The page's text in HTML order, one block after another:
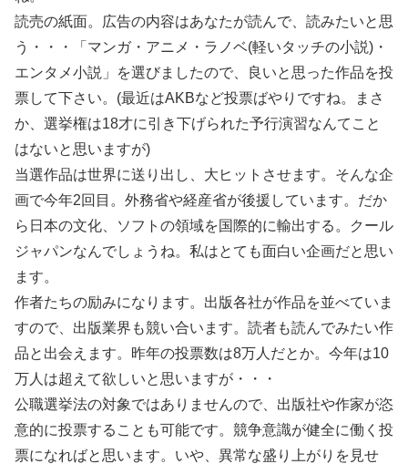
読売の紙面。広告の内容はあなたが読んで、読みたいと思
う・・・「マンガ・アニメ・ラノベ(軽いタッチの小説)・
エンタメ小説」を選びましたので、良いと思った作品を投
票して下さい。(最近はAKBなど投票ばやりですね。まさ
か、選挙権は18才に引き下げられた予行演習なんてこと
はないと思いますが)
当選作品は世界に送り出し、大ヒットさせます。そんな企
画で今年2回目。外務省や経産省が後援しています。だか
ら日本の文化、ソフトの領域を国際的に輸出する。クール
ジャパンなんでしょうね。私はとても面白い企画だと思い
ます。
作者たちの励みになります。出版各社が作品を並べていま
すので、出版業界も競い合います。読者も読んでみたい作
品と出会えます。昨年の投票数は8万人だとか。今年は10
万人は超えて欲しいと思いますが・・・
公職選挙法の対象ではありませんので、出版社や作家が恣
意的に投票することも可能です。競争意識が健全に働く投
票になればと思います。いや、異常な盛り上がりを見せ